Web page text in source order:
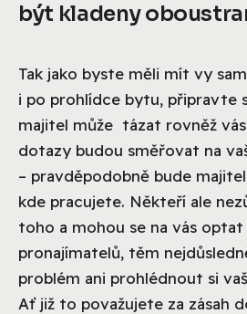
být kladeny
Tak jako byste měli mít vy
i po prohlídce bytu, připravte
majitel může tázat rovněž
dotazy budou směřovat na
– pravděpodobně bude
kde pracujete. Někteří ale
toho a mohou se na vás
pronajímatelů, těm
problém ani prohlédnout si
Ať již to považujete za zásah